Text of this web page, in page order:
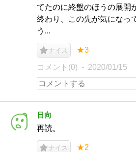
てたのに終盤のほうの展開
終わり、この先が気になっ
う...
ナイス ★3
コメント(0) 2020/01/15
日向
再読。
ナイス ★2